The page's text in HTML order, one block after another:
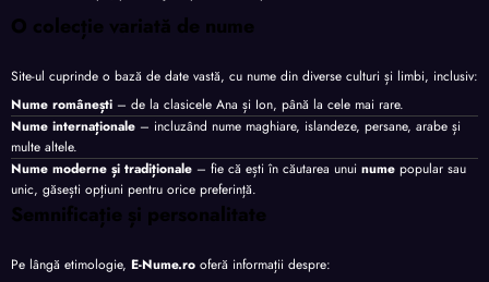
O colecție variată de nume
Site-ul cuprinde o bază de date vastă, cu nume din diverse culturi și limbi, inclusiv:
Nume românești – de la clasicele Ana și Ion, până la cele mai rare.
Nume internaționale – incluzând nume maghiare, islandeze, persane, arabe și
multe altele.
Nume moderne și tradiționale – fie că ești în căutarea unui nume popular sau
unic, găsești opțiuni pentru orice preferință.
Semnificație și personalitate
Pe lângă etimologie, E-Nume.ro oferă informații despre: